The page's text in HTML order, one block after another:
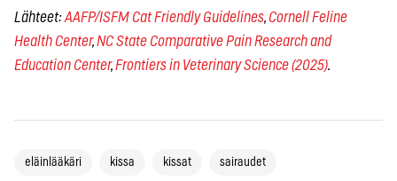
Lähteet:AAFP/ISFM Cat Friendly Guidelines,Cornell Feline
Health Center,NC State Comparative Pain Research and
Education Center,Frontiers in Veterinary Science (2025).
eläinlääkäri kissa kissat sairaudet